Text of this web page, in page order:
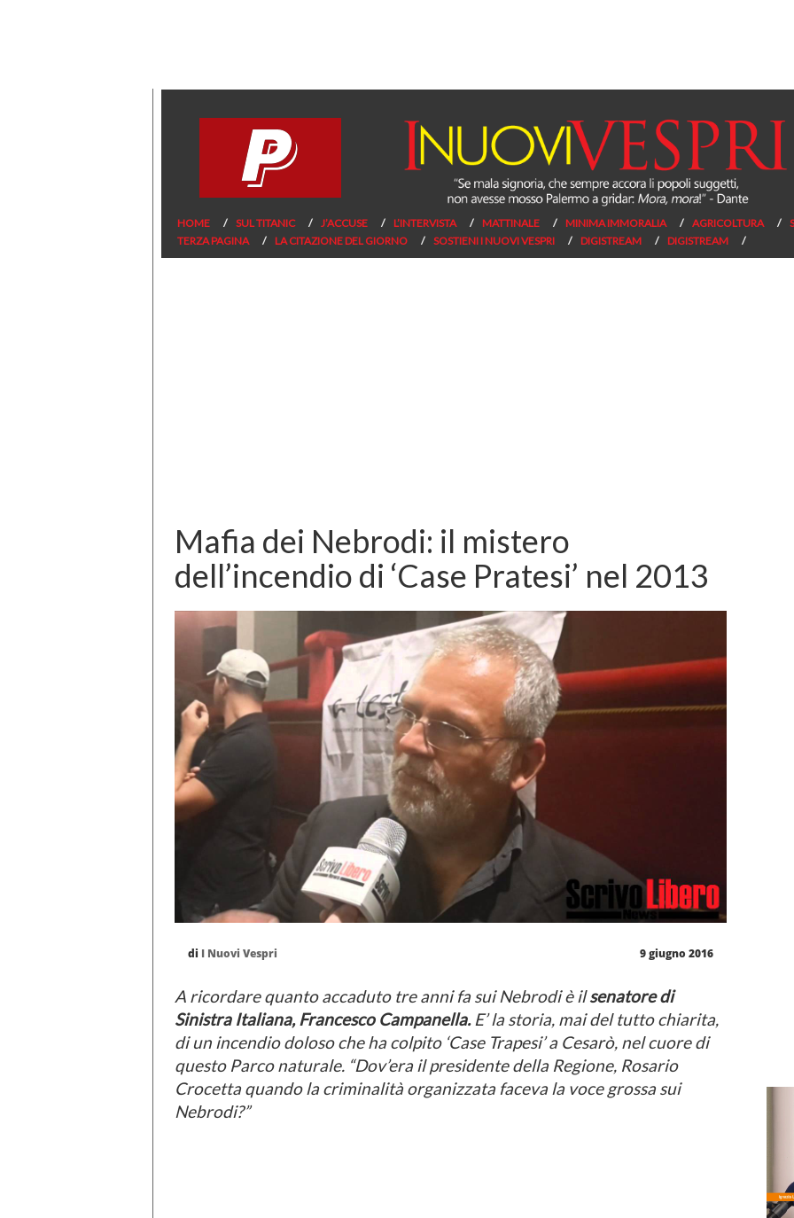
HOME SUL TITANIC J’ACCUSE L’INTERVISTA MATTINALE MINIMA IMMORALIA AGRICOLTURA
TERZA PAGINA
LA CITAZIONE DEL GIORNO SOSTIENI I NUOVI VESPRI DIGISTREAM DIGISTREAM
Mafia dei Nebrodi: il mistero
dell’incendio di ‘Case Pratesi’ nel 2013
di I Nuovi Vespri 9 giugno 2016
A ricordare quanto accaduto tre anni fa sui Nebrodi è ilsenatore di
Sinistra Italiana, Francesco Campanella.E’ la storia, mai del tutto chiarita,
di un incendio doloso che ha colpito ‘Case Trapesi’ a Cesarò, nel cuore di
questo Parco naturale. “Dov’era il presidente della Regione, Rosario
Crocetta quando la criminalità organizzata faceva la voce grossa sui
Nebrodi?”